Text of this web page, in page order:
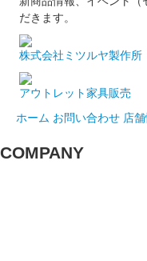
だきます。
株式会社ミツルヤ製作所
アウトレット家具販売
ホーム お問い合わせ 店
COMPANY